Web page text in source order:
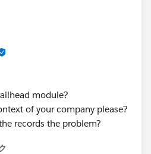
module?
of your company please?
records the problem?